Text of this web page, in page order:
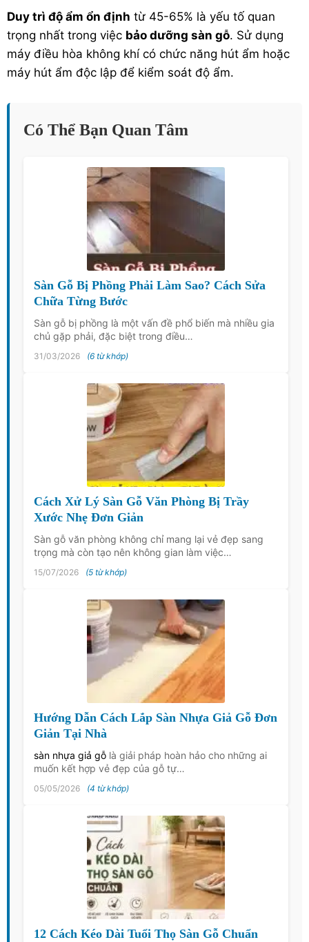
Duy trì độ ẩm ổn định từ 45-65% là yếu tố quan
trọng nhất trong việc bảo dưỡng sàn gỗ. Sử dụng
máy điều hòa không khí có chức năng hút ẩm hoặc
máy hút ẩm độc lập để kiểm soát độ ẩm.
Có Thể Bạn Quan Tâm
Sàn Gỗ Bị Phồng Phải Làm Sao? Cách Sửa
Chữa Từng Bước
Sàn gỗ bị phồng là một vấn đề phổ biến mà nhiều gia
chủ gặp phải, đặc biệt trong điều…
31/03/2026 (6 từ khớp)
Cách Xử Lý Sàn Gỗ Văn Phòng Bị Trầy
Xước Nhẹ Đơn Giản
Sàn gỗ văn phòng không chỉ mang lại vẻ đẹp sang
trọng mà còn tạo nên không gian làm việc…
15/07/2026 (5 từ khớp)
Hướng Dẫn Cách Lắp Sàn Nhựa Giả Gỗ Đơn
Giản Tại Nhà
sàn nhựa giả gỗ là giải pháp hoàn hảo cho những ai
muốn kết hợp vẻ đẹp của gỗ tự…
05/05/2026 (4 từ khớp)
12 Cách Kéo Dài Tuổi Thọ Sàn Gỗ Chuẩn